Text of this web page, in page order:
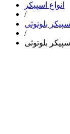
انواع اسپیکر
/
اسپیکر بلوتوثی
/